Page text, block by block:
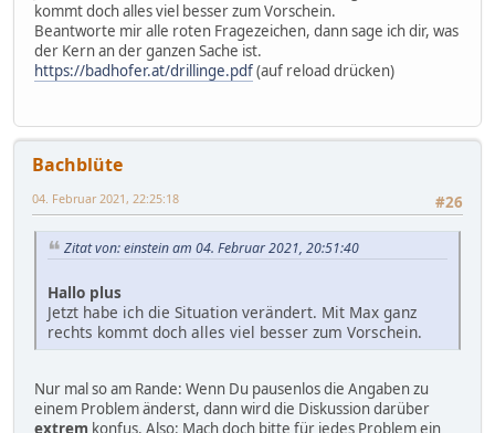
kommt doch alles viel besser zum Vorschein.
Beantworte mir alle roten Fragezeichen, dann sage ich dir, was
der Kern an der ganzen Sache ist.
https://badhofer.at/drillinge.pdf(auf reload drücken)
Bachblüte
#26
04. Februar 2021, 22:25:18
Zitat von: einstein am 04. Februar 2021, 20:51:40
Hallo plus
Jetzt habe ich die Situation verändert. Mit Max ganz
rechts kommt doch alles viel besser zum Vorschein.
Nur mal so am Rande: Wenn Du pausenlos die Angaben zu
einem Problem änderst, dann wird die Diskussion darüber
extrem konfus. Also: Mach doch bitte für jedes Problem ein